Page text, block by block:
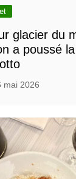
glacier du
a poussé
mai 2026